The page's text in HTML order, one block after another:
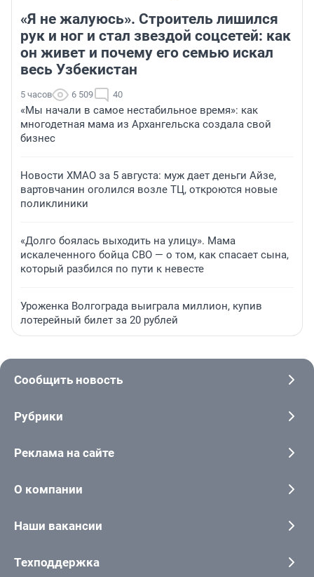
«Я не жалуюсь». Строитель лишился
рук и ног и стал звездой соцсетей: как
он живет и почему его семью искал
весь Узбекистан
5 часов 6 509 40
«Мы начали в самое нестабильное время»: как
многодетная мама из Архангельска создала свой
бизнес
Новости ХМАО за 5 августа: муж дает деньги Айзе,
вартовчанин оголился возле ТЦ, откроются новые
поликлиники
«Долго боялась выходить на улицу». Мама
искалеченного бойца СВО — о том, как спасает сына,
который разбился по пути к невесте
Уроженка Волгограда выиграла миллион, купив
лотерейный билет за 20 рублей
Сообщить новость
Рубрики
Реклама на сайте
О компании
Наши вакансии
Техподдержка